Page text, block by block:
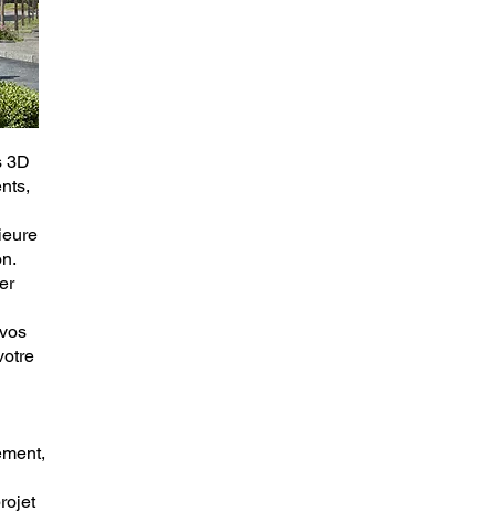
3D